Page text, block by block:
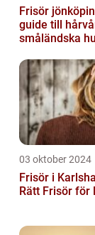
Frisör
guide till
småländska
03 oktober 2024
Frisör i
Rätt Frisör för